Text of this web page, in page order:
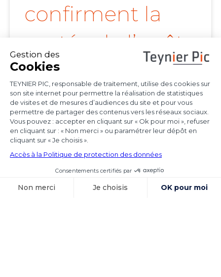
confirment la
portée de l’arrêt
Achmea
Les juridictions nationales continuent de tirer
toutes les conséquences de l’arrêt Achmea
(CJUE,
Voir l'article
15 octobre 2025